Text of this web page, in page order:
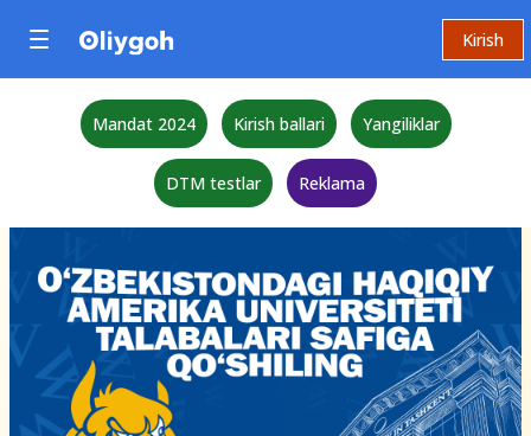
Kirish
Mandat 2024 Kirish ballari Yangiliklar
DTM testlar Reklama